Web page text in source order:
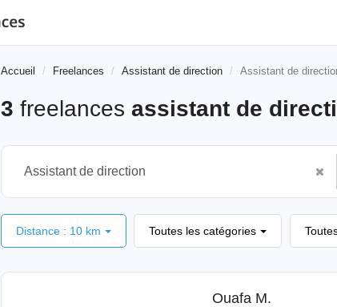
Accueil Freelances Assistant de direction Assistant de
3 freelances assistant de
Distance : 10 km Toutes les catégories
Ouafa M.